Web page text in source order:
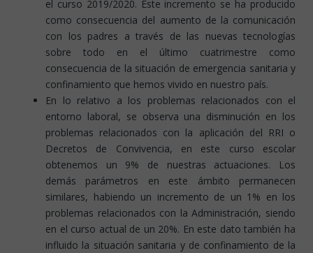
el curso 2019/2020. Este incremento se ha producido
como consecuencia del aumento de la comunicación
con los padres a través de las nuevas tecnologías
sobre todo en el último cuatrimestre como
consecuencia de la situación de emergencia sanitaria y
confinamiento que hemos vivido en nuestro país.
En lo relativo a los problemas relacionados con el
entorno laboral, se observa una disminución en los
problemas relacionados con la aplicación del RRI o
Decretos de Convivencia, en este curso escolar
obtenemos un 9% de nuestras actuaciones. Los
demás parámetros en este ámbito permanecen
similares, habiendo un incremento de un 1% en los
problemas relacionados con la Administración, siendo
en el curso actual de un 20%. En este dato también ha
influido la situación sanitaria y de confinamiento de la